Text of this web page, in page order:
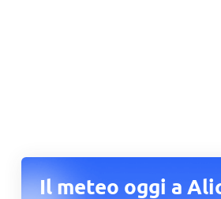
Il meteo oggi a